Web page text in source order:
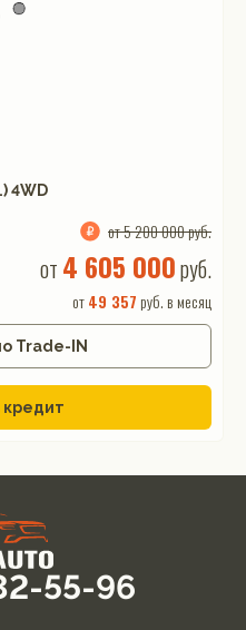
4WD
от 5 200 000 руб.
от 4 605 000руб.
от49 357 руб. в месяц
Trade-IN
кредит
55-96